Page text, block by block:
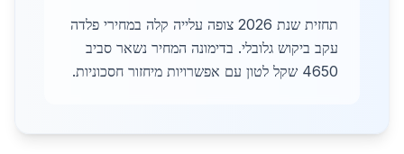
תחזית שנת 2026 צופה עלייה קלה במחירי פלדה
עקב ביקוש גלובלי. בדימונה המחיר נשאר סביב
4650 שקל לטון עם אפשרויות מיחזור חסכוניות.